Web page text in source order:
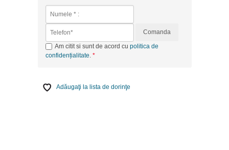
Comanda
Am citit si sunt de acord cu politica de
confidențialitate
Adăugaţi la lista de dorinţe